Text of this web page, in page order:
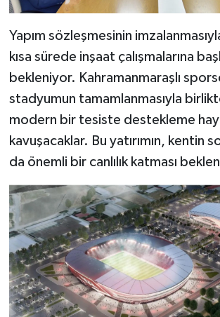
Yapım sözleşmesinin
kısa sürede inşaat çalışmalarına
bekleniyor. Kahramanmaraşlı
stadyumun tamamlanmasıyla
modern bir tesiste destekleme
kavuşacaklar. Bu yatırımın, kentin
da önemli bir canlılık katması